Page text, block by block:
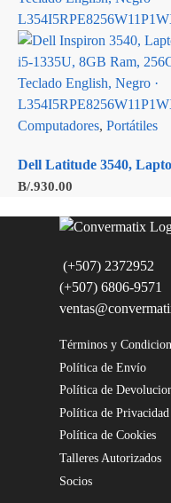
Computadores, Portátiles
Dell Latitude 3540,
B/.930.00
(+507) 2372952
(+507) 6806-9571
Términos y
Política de Envío
Política de
Política de Privacidad
Política de Cookies
Talleres Autorizados
Socios